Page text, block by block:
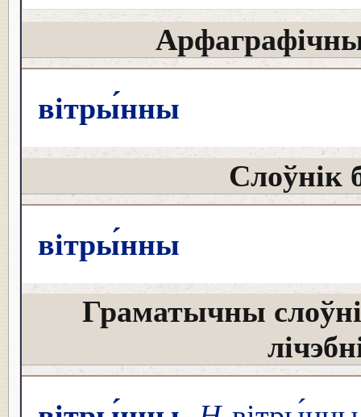
вітры́нны
Слоўнік
вітры́нны
Граматычны